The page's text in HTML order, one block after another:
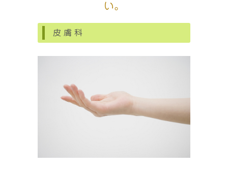
い。
皮膚科